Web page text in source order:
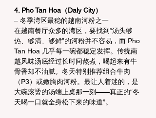
4. Pho Tan Hoa（Daly City）
– 冬季湾区最稳的越南河粉之一
在越南餐厅众多的湾区，要找到“汤头够
热、够清、够鲜”的河粉并不容易，而 Pho
Tan Hoa 几乎每一碗都稳定发挥。传统南
越风味汤底经过长时间熬煮，喝起来有牛
骨香却不油腻。冬天特别推荐组合牛肉
（P3）或嫩胸肉河粉。最让人着迷的，是
大碗滚烫的汤端上桌那一刻——真正的“冬
天喝一口就全身松下来的味道”。